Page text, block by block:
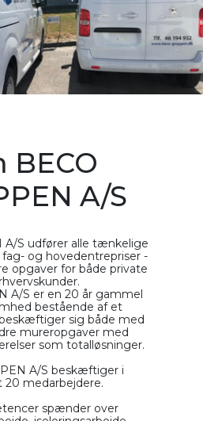
BECO
A/S
A/S udfører alle tænkelige
og hovedentrepriser -
opgaver for både private
A/S er en 20 år gammel
bestående af et
sig både med
mureropgaver med
som totalløsninger.
A/S beskæftiger i
20 medarbejdere.
spænder over